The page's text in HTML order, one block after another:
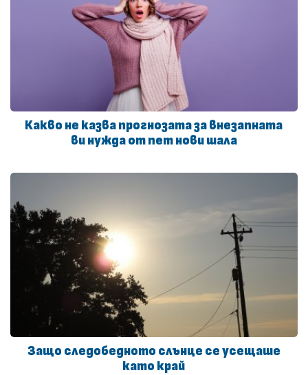
Какво не казва прогнозата за внезапната
ви нужда от пет нови шала
Защо следобедното слънце се усещаше
като край